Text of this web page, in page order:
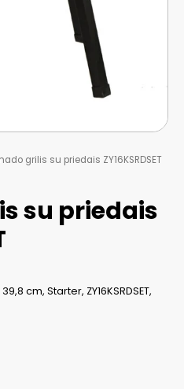
grilis su priedais ZY16KSRDSET
su priedais
cm, Starter, ZY16KSRDSET,